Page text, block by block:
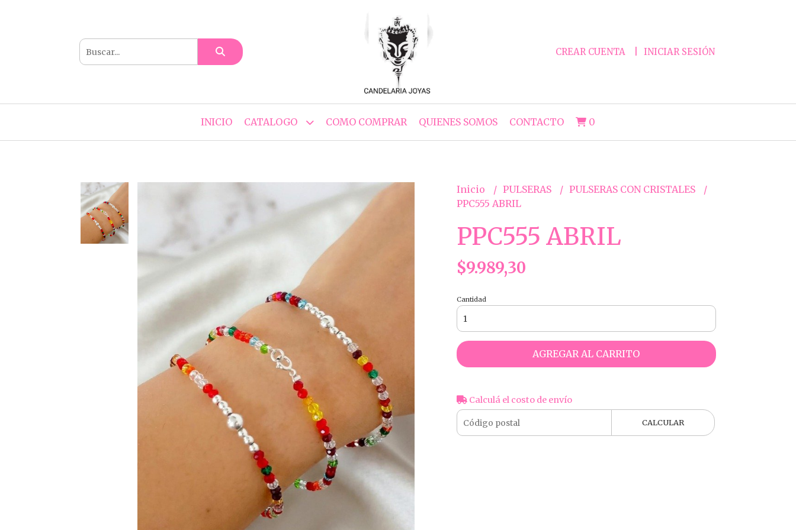
CREAR CUENTA INICIAR SESIÓN
INICIO CATALOGO COMO COMPRAR QUIENES SOMOS CONTACTO 0
Inicio PULSERAS
PULSERAS CON CRISTALES
PPC555 ABRIL
PPC555 ABRIL
$9.989,30
Cantidad
AGREGAR AL CARRITO
Calculá el costo de envío
CALCULAR